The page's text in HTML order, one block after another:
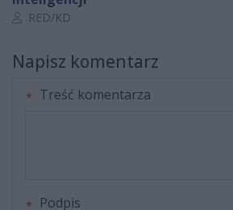
Autor artykułu:
RED/KD
Napisz komentarz
Treść komentarza
Podpis